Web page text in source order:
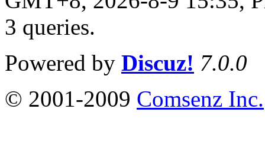
3 queries.
Powered by Discuz! 7.0.0
© 2001-2009 Comsenz Inc.